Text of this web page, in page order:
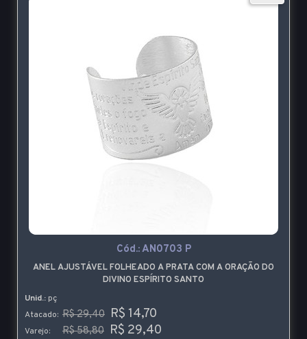
Cód.:AN0703 P
ANEL AJUSTÁVEL FOLHEADO A PRATA COM A ORAÇÃO DO
DIVINO ESPÍRITO SANTO
Unid.: pç
Atacado: R$ 29,40 R$ 14,70
Varejo: R$ 58,80 R$ 29,40